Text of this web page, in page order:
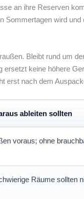
an ihre Reserven
wird
Bleibt rund um
keine höhere
erst nach dem
ableiten sollten
voraus; ohne
Räume sollten